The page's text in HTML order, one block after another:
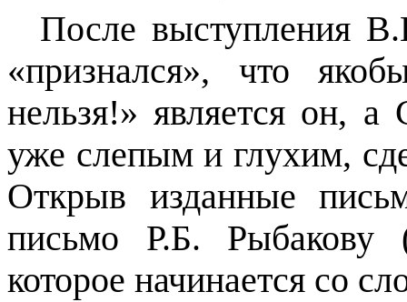
После выступления
«признался», что
нельзя!» является он, а
уже слепым и глухим,
Открыв изданные
письмо Р.Б.
которое начинается со